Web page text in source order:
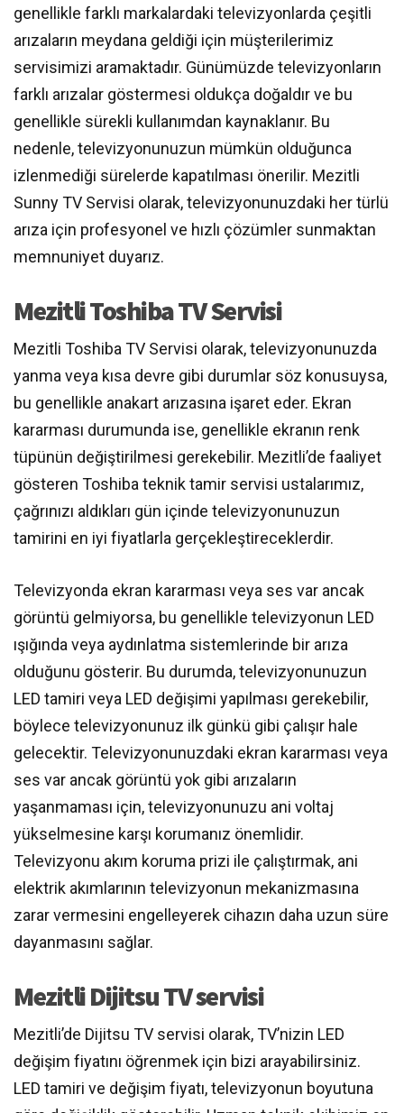
genellikle farklı markalardaki televizyonlarda çeşitli
arızaların meydana geldiği için müşterilerimiz
servisimizi aramaktadır. Günümüzde televizyonların
farklı arızalar göstermesi oldukça doğaldır ve bu
genellikle sürekli kullanımdan kaynaklanır. Bu
nedenle, televizyonunuzun mümkün olduğunca
izlenmediği sürelerde kapatılması önerilir. Mezitli
Sunny TV Servisi olarak, televizyonunuzdaki her türlü
arıza için profesyonel ve hızlı çözümler sunmaktan
memnuniyet duyarız.
Mezitli Toshiba TV Servisi
Mezitli Toshiba TV Servisi olarak, televizyonunuzda
yanma veya kısa devre gibi durumlar söz konusuysa,
bu genellikle anakart arızasına işaret eder. Ekran
kararması durumunda ise, genellikle ekranın renk
tüpünün değiştirilmesi gerekebilir. Mezitli’de faaliyet
gösteren Toshiba teknik tamir servisi ustalarımız,
çağrınızı aldıkları gün içinde televizyonunuzun
tamirini en iyi fiyatlarla gerçekleştireceklerdir.
Televizyonda ekran kararması veya ses var ancak
görüntü gelmiyorsa, bu genellikle televizyonun LED
ışığında veya aydınlatma sistemlerinde bir arıza
olduğunu gösterir. Bu durumda, televizyonunuzun
LED tamiri veya LED değişimi yapılması gerekebilir,
böylece televizyonunuz ilk günkü gibi çalışır hale
gelecektir. Televizyonunuzdaki ekran kararması veya
ses var ancak görüntü yok gibi arızaların
yaşanmaması için, televizyonunuzu ani voltaj
yükselmesine karşı korumanız önemlidir.
Televizyonu akım koruma prizi ile çalıştırmak, ani
elektrik akımlarının televizyonun mekanizmasına
zarar vermesini engelleyerek cihazın daha uzun süre
dayanmasını sağlar.
Mezitli Dijitsu TV servisi
Mezitli’de Dijitsu TV servisi olarak, TV’nizin LED
değişim fiyatını öğrenmek için bizi arayabilirsiniz.
LED tamiri ve değişim fiyatı, televizyonun boyutuna